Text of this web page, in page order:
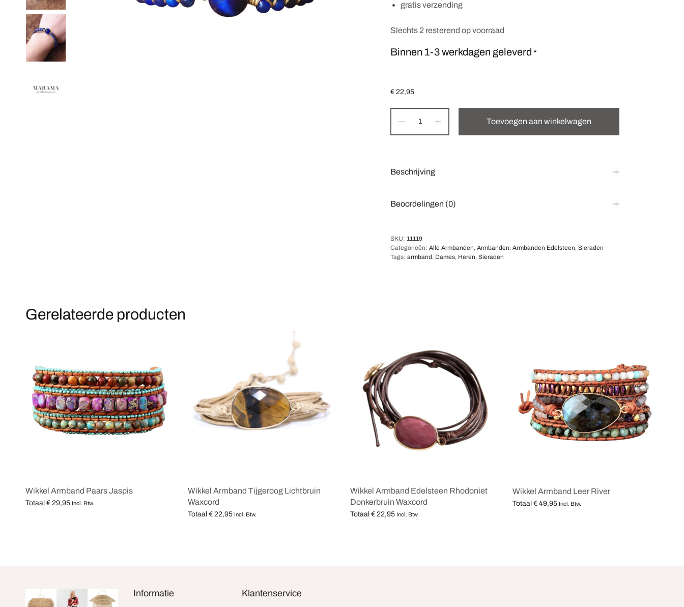
gratis verzending
Slechts 2 resterend op voorraad
Binnen 1-3 werkdagen geleverd *
€ 22,95
Toevoegen aan winkelwagen
Beschrijving
Beoordelingen (0)
SKU: 11119
Categorieën: Alle Armbanden, Armbanden, Armbanden Edelsteen, Sieraden
Tags: armband, Dames, Heren, Sieraden
Gerelateerde producten
Wikkel Armband Paars Jaspis
Totaal € 29,95 Incl. Btw.
Wikkel Armband Tijgeroog Lichtbruin
Waxcord
Totaal € 22,95 Incl. Btw.
Wikkel Armband Edelsteen Rhodoniet
Donkerbruin Waxcord
Totaal € 22,95 Incl. Btw.
Wikkel Armband Leer River
Totaal € 49,95 Incl. Btw.
Informatie Klantenservice